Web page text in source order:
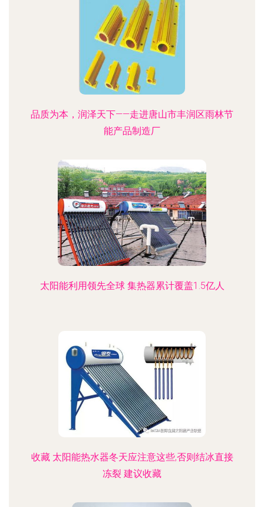
品质为本，润泽天下——走进唐山市丰润区雨林节
能产品制造厂
太阳能利用领先全球 集热器累计覆盖1.5亿人
收藏 太阳能热水器冬天应注意这些,否则结冰直接
冻裂 建议收藏